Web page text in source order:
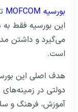
بورسیه MOFCOM
این بورسیه فقط
می‌گیرد و داشتن
است.
هدف اصلی این
دولتی در زمینه‌های
آموزش، فرهنگ و